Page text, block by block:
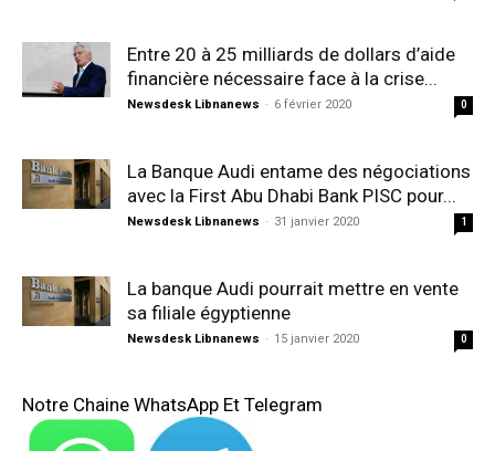
Entre 20 à 25 milliards de dollars d’aide
financière nécessaire face à la crise...
Newsdesk Libnanews - 6 février 2020 0
La Banque Audi entame des négociations
avec la First Abu Dhabi Bank PISC pour...
Newsdesk Libnanews - 31 janvier 2020 1
La banque Audi pourrait mettre en vente
sa filiale égyptienne
Newsdesk Libnanews - 15 janvier 2020 0
Notre Chaine WhatsApp Et Telegram